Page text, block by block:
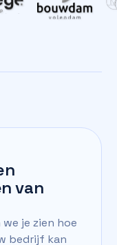
van
je zien hoe
bedrijf kan